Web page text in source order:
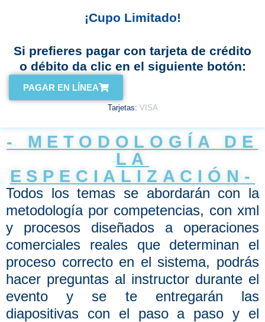
¡Cupo Limitado!
Si prefieres pagar con tarjeta de crédito
o débito da clic en el siguiente botón:
PAGAR EN LÍNEA
Tarjetas: VI SA
- METODOLOGÍA DE
LA
ESPECIALIZACIÓN-
Todos los temas se abordarán con la
metodología por competencias, con xml
y procesos diseñados a operaciones
comerciales reales que determinan el
proceso correcto en el sistema, podrás
hacer preguntas al instructor durante el
evento y se te entregarán las
diapositivas con el paso a paso y el